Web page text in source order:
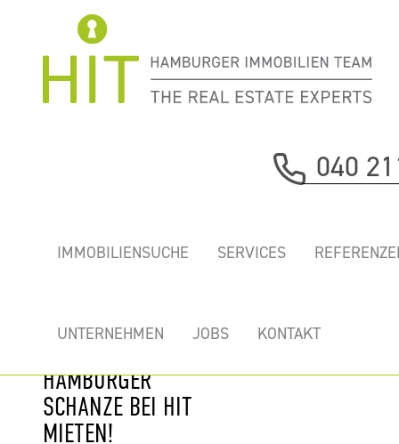
040
IMMOBILIENSUCHE SERVICES
UNTERNEHMEN JOBS KONTAKT
„KONTORHAUS
SZENELAGE
HAMBURGER
SCHANZE BEI HIT
MIETEN!